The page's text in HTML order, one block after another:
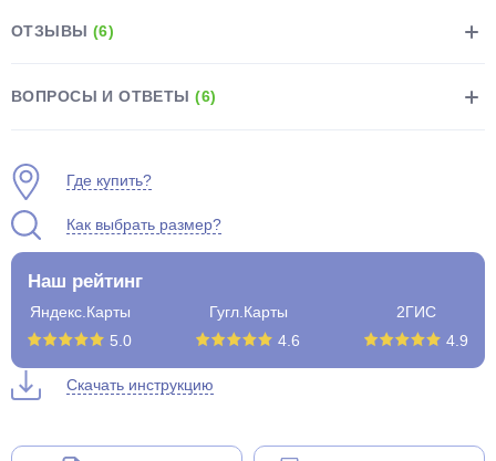
ОТЗЫВЫ (6)
ВОПРОСЫ И ОТВЕТЫ(6)
Где купить?
Как выбрать размер?
Наш рейтинг
Яндекс.Карты
5.0
Гугл.Карты
4.6
2ГИС
4.9
Скачать инструкцию